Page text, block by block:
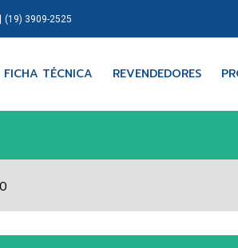
(19) 3909-2525
TÉCNICA REVENDEDORES